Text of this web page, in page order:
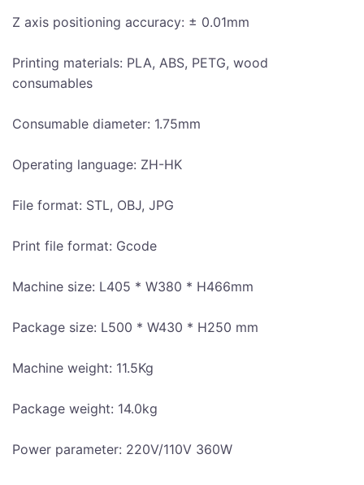
Z axis positioning accuracy: ± 0.01mm
Printing materials: PLA, ABS, PETG, wood
consumables
Consumable diameter: 1.75mm
Operating language: ZH-HK
File format: STL, OBJ, JPG
Print file format: Gcode
Machine size: L405 * W380 * H466mm
Package size: L500 * W430 * H250 mm
Machine weight: 11.5Kg
Package weight: 14.0kg
Power parameter: 220V/110V 360W